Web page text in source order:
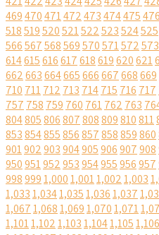
469470471472473474475476
518519520521522523524525
566567568569570571572573
614615616617618619620621
662663664665666667668669
710 711712 713 714715 716 717
757 758 759 760 761762 763
804805806807808809810811
853854855856857858859860
901902903904905906907908
950951952953954955956957
9989991,0001,0011,0021,003
1,0331,0341,0351,0361,037
1,0671,0681,0691,0701,071
1,1011,1021,1031,1041,1051,106